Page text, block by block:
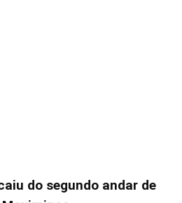
do segundo andar de